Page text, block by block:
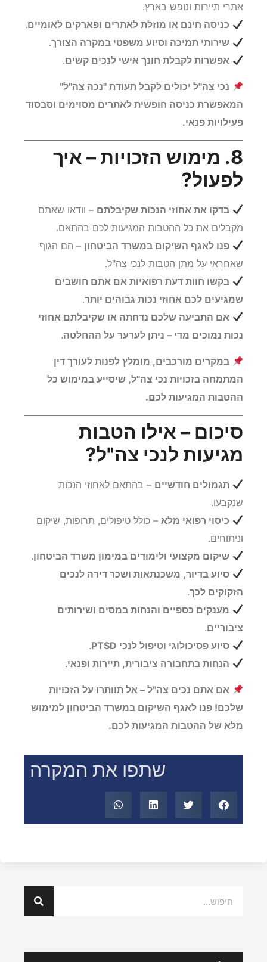
אתרי תיירות ונופש בארץ.
כניסה חינם או מוזלת לאתרים ופארקים לאומיים.
שירותי תמיכה וסיוע משפטי במקרה הצורך.
אפשרות לקבלת חונך אישי לנכים קשים.
נכי צה"ל יכולים לקבל תעודת "נכה צה"ל"
המאפשרת כניסה חופשית לאתרים מסוימים וסבסוד
פעילויות פנאי.
8. מימוש הזכויות – איך
לפעול?
בדקו את אחוזי הנכות שקיבלתם – וודאו שאתם
מקבלים את כל ההטבות המגיעות לכם בהתאם.
פנו לאגף השיקום במשרד הביטחון – הם הגוף
שאחראי על מתן הטבות לנכי צה"ל.
בקשו חוות דעת רפואיות אם אתם חושבים
שמגיעים לכם אחוזי נכות גבוהים יותר.
אם התביעה שלכם נדחתה או שקיבלתם אחוזי
נכות נמוכים מדי – ניתן לערער על ההחלטה.
במקרים מורכבים, מומלץ לפנות לעורך דין
המתמחה בזכויות נכי צה"ל, שיסייע במימוש כל
ההטבות המגיעות לכם.
סיכום – אילו הטבות
מגיעות לנכי צה"ל?
תגמולים חודשיים – בהתאם לאחוזי הנכות
שנקבעו.
כיסוי רפואי מלא – כולל טיפולים, תרופות, שיקום
וניתוחים.
שיקום מקצועי ולימודים במימון משרד הביטחון.
סיוע בדיור, משכנתאות ושכר דירה לנכים
הזקוקים לכך.
מענקים כספיים והנחות במסים ושירותים
ציבוריים.
סיוע פסיכולוגי וטיפול לנכי PTSD
.
הנחות בתחבורה ציבורית, תיירות ופנאי.
אם אתם נכים צה"ל – אל תוותרו על הזכויות
שלכם! פנו לאגף השיקום במשרד הביטחון למימוש
מלא של ההטבות המגיעות לכם.
שתפו את המקרה